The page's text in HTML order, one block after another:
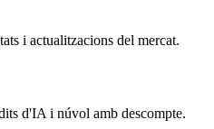
i actualitzacions del mercat.
d'IA i núvol amb descompte.